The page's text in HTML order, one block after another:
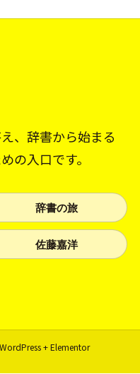
、辞書から始まる
の入口です。
辞書の旅
佐藤嘉洋
+ Elementor